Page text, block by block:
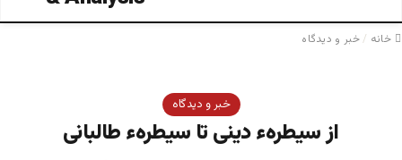
خانه /خبر و دیدگاه
خبر و دیدگاه
از سیطرهء دینی تا سیطرهء طالبانی